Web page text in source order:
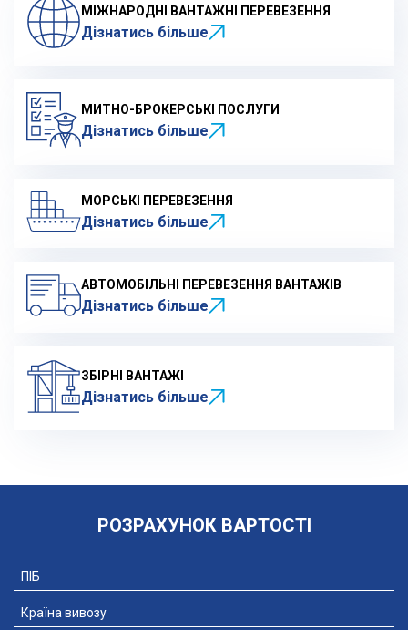
МІЖНАРОДНІ ВАНТАЖНІ ПЕРЕВЕЗЕННЯ
Дізнатись більше
МИТНО-БРОКЕРСЬКІ ПОСЛУГИ
Дізнатись більше
МОРСЬКІ ПЕРЕВЕЗЕННЯ
Дізнатись більше
АВТОМОБІЛЬНІ ПЕРЕВЕЗЕННЯ ВАНТАЖІВ
Дізнатись більше
ЗБІРНІ ВАНТАЖІ
Дізнатись більше
РОЗРАХУНОК ВАРТОСТІ